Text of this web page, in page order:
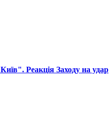
Реакція Заходу на удар